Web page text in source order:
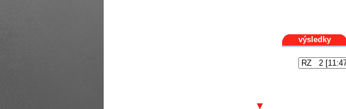
výsledky